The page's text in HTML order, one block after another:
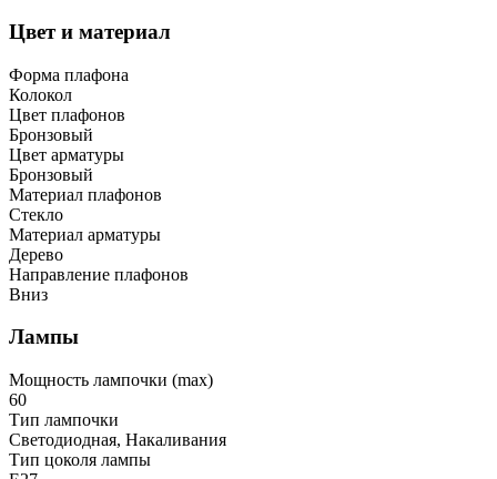
Цвет и материал
Форма плафона
Колокол
Цвет плафонов
Бронзовый
Цвет арматуры
Бронзовый
Материал плафонов
Стекло
Материал арматуры
Дерево
Направление плафонов
Вниз
Лампы
Мощность лампочки (max)
60
Тип лампочки
Светодиодная, Накаливания
Тип цоколя лампы